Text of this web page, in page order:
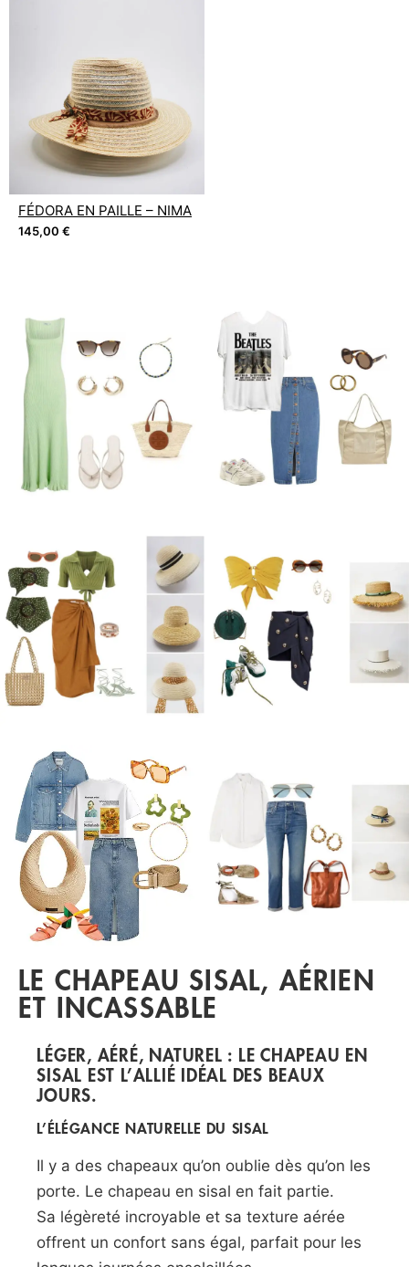
FÉDORA EN PAILLE – NIMA
145,00 €
LE CHAPEAU SISAL, AÉRIEN
ET INCASSABLE
LÉGER, AÉRÉ, NATUREL : LE CHAPEAU EN
SISAL EST L’ALLIÉ IDÉAL DES BEAUX
JOURS.
L’ÉLÉGANCE NATURELLE DU SISAL
Il y a des chapeaux qu’on oublie dès qu’on les
porte. Le chapeau en sisal en fait partie.
Sa légèreté incroyable et sa texture aérée
offrent un confort sans égal, parfait pour les